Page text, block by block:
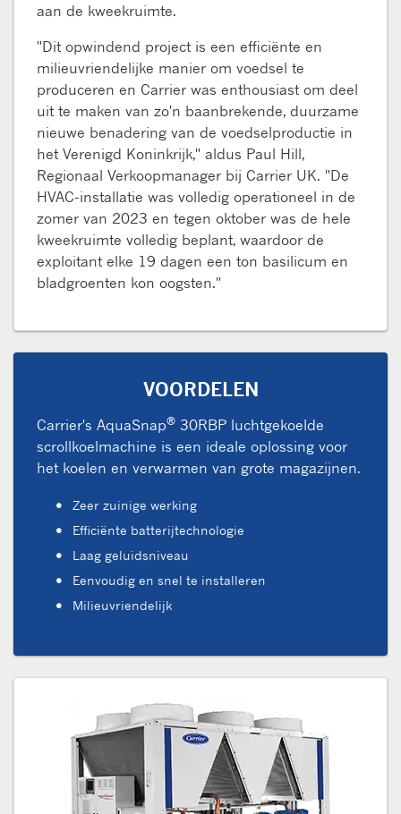
aan de kweekruimte.
"Dit opwindend project is een efficiënte en
milieuvriendelijke manier om voedsel te
produceren en Carrier was enthousiast om deel
uit te maken van zo'n baanbrekende, duurzame
nieuwe benadering van de voedselproductie in
het Verenigd Koninkrijk," aldus Paul Hill,
Regionaal Verkoopmanager bij Carrier UK. "De
HVAC-installatie was volledig operationeel in de
zomer van 2023 en tegen oktober was de hele
kweekruimte volledig beplant, waardoor de
exploitant elke 19 dagen een ton basilicum en
bladgroenten kon oogsten."
VOORDELEN
Carrier's AquaSnap®30RBP luchtgekoelde
scrollkoelmachine is een ideale oplossing voor
het koelen en verwarmen van grote magazijnen.
Zeer zuinige werking
Efficiënte batterijtechnologie
Laag geluidsniveau
Eenvoudig en snel te installeren
Milieuvriendelijk